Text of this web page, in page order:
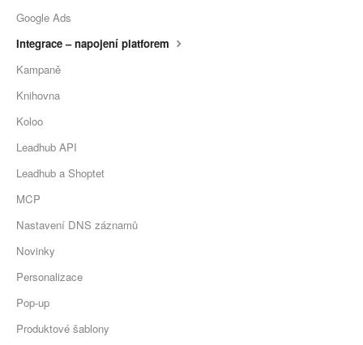
Google Ads
Integrace – napojení platforem
Kampaně
Knihovna
Koloo
Leadhub API
Leadhub a Shoptet
MCP
Nastavení DNS záznamů
Novinky
Personalizace
Pop-up
Produktové šablony